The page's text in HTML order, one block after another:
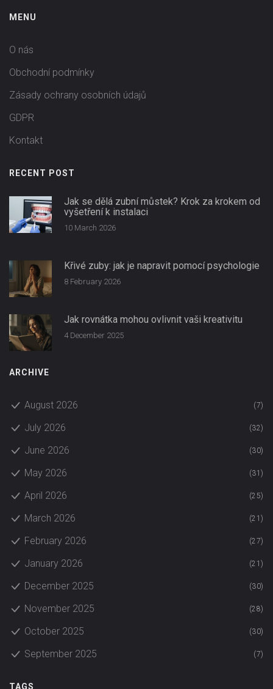
MENU
O nás
Obchodní podmínky
Zásady ochrany osobních údajů
GDPR
Kontakt
RECENT POST
Jak se dělá zubní můstek? Krok za krokem od
vyšetření k instalaci
10 March 2026
Křivé zuby: jak je napravit pomocí psychologie
8 February 2026
Jak rovnátka mohou ovlivnit vaši kreativitu
4 December 2025
ARCHIVE
August 2026 (7)
July 2026 (32)
June 2026 (30)
May 2026 (31)
April 2026 (25)
March 2026 (21)
February 2026 (27)
January 2026 (21)
December 2025 (30)
November 2025 (28)
October 2025 (30)
September 2025 (7)
TAGS